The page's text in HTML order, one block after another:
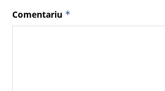
Comentariu *